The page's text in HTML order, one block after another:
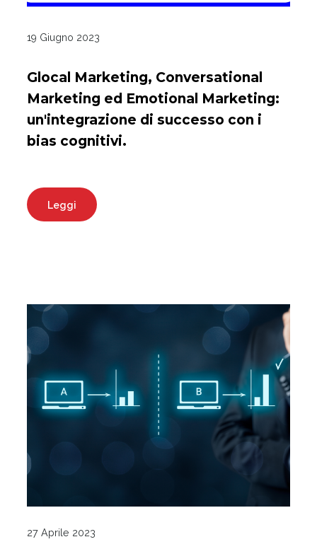
19 Giugno 2023
Glocal Marketing, Conversational
Marketing ed Emotional Marketing:
un'integrazione di successo con i
bias cognitivi.
Leggi
27 Aprile 2023